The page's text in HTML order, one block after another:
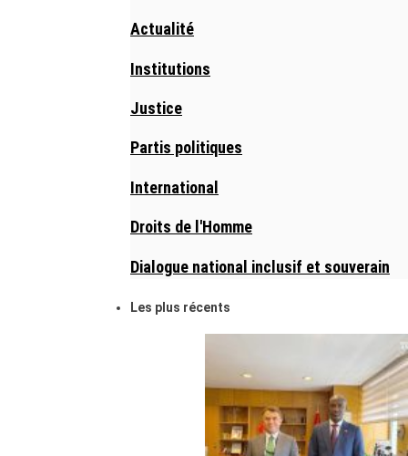
Actualité
Institutions
Justice
Partis politiques
International
Droits de l'Homme
Dialogue national inclusif et souverain
Les plus récents